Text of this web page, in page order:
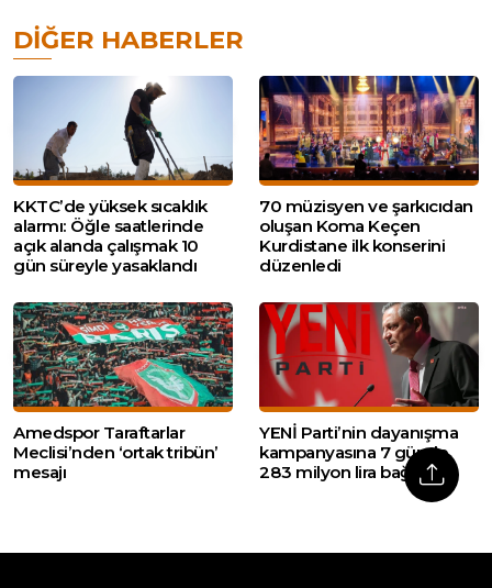
DIĞER HABERLER
KKTC’de yüksek sıcaklık
alarmı: Öğle saatlerinde
açık alanda çalışmak 10
gün süreyle yasaklandı
70 müzisyen ve şarkıcıdan
oluşan Koma Keçen
Kurdistane ilk konserini
düzenledi
Amedspor Taraftarlar
Meclisi’nden ‘ortak tribün’
mesajı
YENİ Parti’nin dayanışma
kampanyasına 7 günde
283 milyon lira bağış